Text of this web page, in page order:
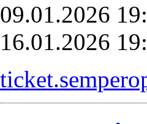
09.01.2026
16.01.2026